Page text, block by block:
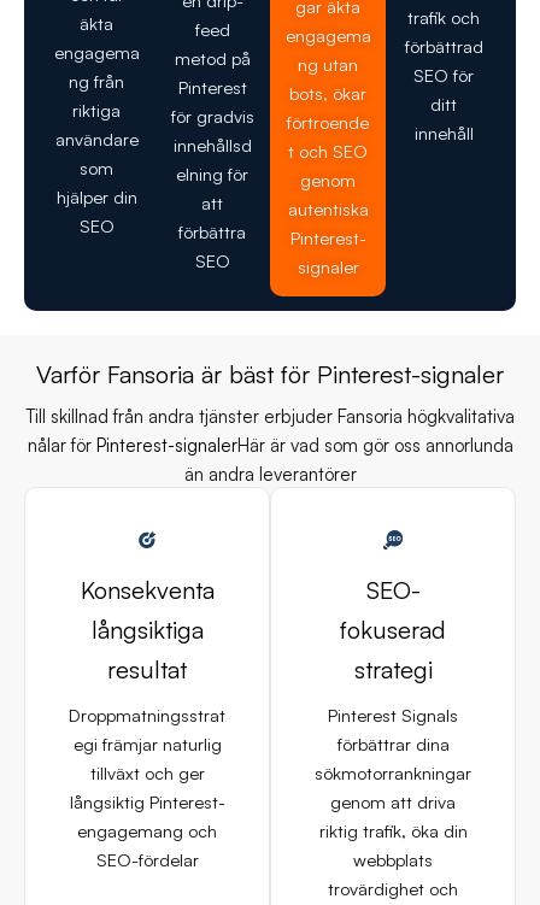
äkta
engagema
ng från
riktiga
användare
som
hjälper din
SEO
feed
metod på
Pinterest
för gradvis
innehållsd
elning för
att
förbättra
SEO
gar äkta
engagema
ng utan
bots, ökar
förtroende
t och SEO
genom
autentiska
Pinterest-
signaler
trafik och
förbättrad
SEO för
ditt
innehåll
Varför Fansoria är bäst för Pinterest-signaler
Till skillnad från andra tjänster erbjuder Fansoria högkvalitativa
nålar för Pinterest-signalerHär är vad som gör oss annorlunda
än andra leverantörer
Konsekventa
långsiktiga
resultat
Droppmatningsstrat
egi främjar naturlig
tillväxt och ger
långsiktig Pinterest-
engagemang och
SEO-fördelar
SEO-
fokuserad
strategi
Pinterest Signals
förbättrar dina
sökmotorrankningar
genom att driva
riktig trafik, öka din
webbplats
trovärdighet och